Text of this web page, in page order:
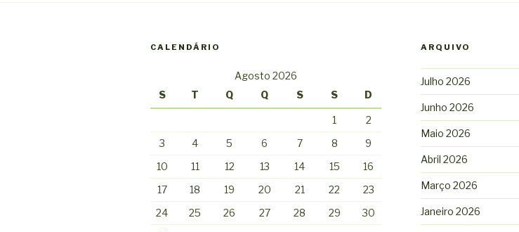
CALENDÁRIO
Agosto 2026
S
T Q Q S S D
1
2
3
4 5 6 7 8
9
10
11 12 13 14 15
16
17
18 19 20 21 22
23
24
25 26 27 28 29
30
ARQUIVO
Julho 2026
Junho 2026
Maio 2026
Abril 2026
Março 2026
Janeiro 2026